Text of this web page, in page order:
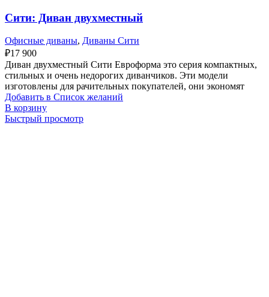
Сити: Диван двухместный
Офисные диваны, Диваны Сити
₽17 900
Диван двухместный Сити Евроформа это серия компактных,
стильных и очень недорогих диванчиков. Эти модели
изготовлены для рачительных покупателей, они экономят
Добавить в Список желаний
В корзину
Быстрый просмотр